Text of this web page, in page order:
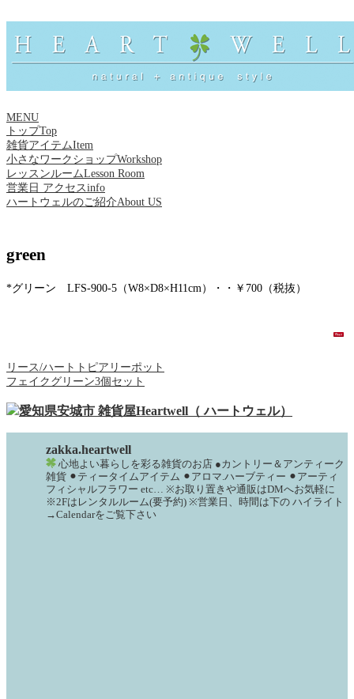
MENU
トップTop
雑貨アイテムItem
小さなワークショップWorkshop
レッスンルームLesson Room
営業日 アクセスinfo
ハートウェルのご紹介About US
green
*グリーン LFS-900-5（W8×D8×H11cm）・・￥700（税抜）
リース/ハートトピアリーポット
フェイクグリーン3個セット
zakka.heartwell
心地よい暮らしを彩る雑貨のお店 ●カントリー＆アンティーク
雑貨 ⚫︎ティータイムアイテム ⚫︎アロマ.ハーブティー ⚫︎アーティ
フィシャルフラワー etc… ※お取り置きや通販はDMへお気軽に
※2Fはレンタルルーム(要予約) ※営業日、時間は下の ハイライト
→Calendarをご覧下さい